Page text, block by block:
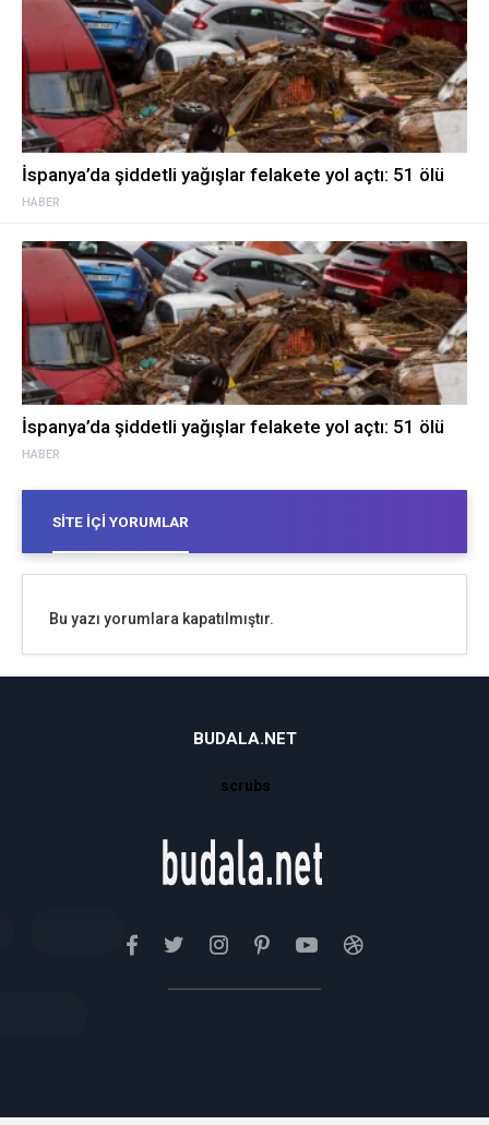
HABER
İspanya’da şiddetli yağışlar felakete yol açtı: 51 ölü
HABER
İspanya’da şiddetli yağışlar felakete yol açtı: 51 ölü
SITE İÇI YORUMLAR
Bu yazı yorumlara kapatılmıştır.
BUDALA.NET
scrubs